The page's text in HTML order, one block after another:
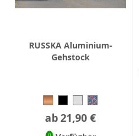
RUSSKA Aluminium-
Gehstock
ab21,90 €